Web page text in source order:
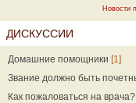
Новости
ДИСКУССИИ
Домашние помощники [1]
Звание должно быть
Как пожаловаться на врача?